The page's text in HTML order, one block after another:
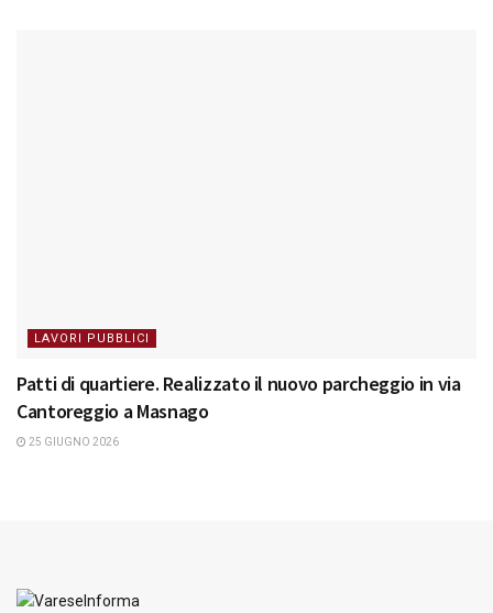
LAVORI PUBBLICI
Patti di quartiere. Realizzato il nuovo parcheggio in via
Cantoreggio a Masnago
25 GIUGNO 2026